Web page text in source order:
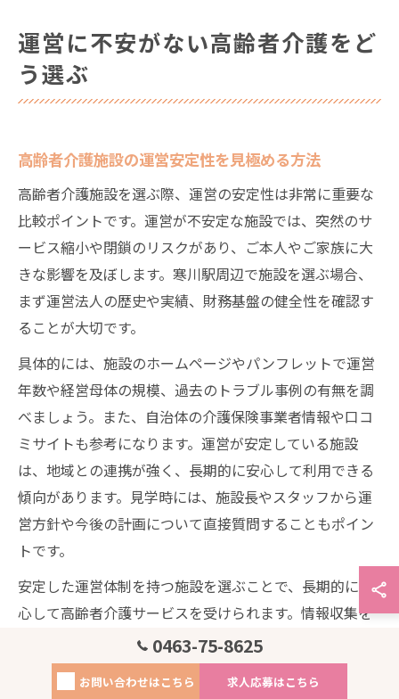
運営に不安がない高齢者介護をど
う選ぶ
高齢者介護施設の運営安定性を見極める方法
高齢者介護施設を選ぶ際、運営の安定性は非常に重要な
比較ポイントです。運営が不安定な施設では、突然のサ
ービス縮小や閉鎖のリスクがあり、ご本人やご家族に大
きな影響を及ぼします。寒川駅周辺で施設を選ぶ場合、
まず運営法人の歴史や実績、財務基盤の健全性を確認す
ることが大切です。
具体的には、施設のホームページやパンフレットで運営
年数や経営母体の規模、過去のトラブル事例の有無を調
べましょう。また、自治体の介護保険事業者情報や口コ
ミサイトも参考になります。運営が安定している施設
は、地域との連携が強く、長期的に安心して利用できる
傾向があります。見学時には、施設長やスタッフから運
営方針や今後の計画について直接質問することもポイン
トです。
安定した運営体制を持つ施設を選ぶことで、長期的に安
心して高齢者介護サービスを受けられます。情報収集を
怠らず、複数の施設を比較検討することが後悔しない選
択につながります。
0463-75-8625
お問い合わせはこちら 求人応募はこちら